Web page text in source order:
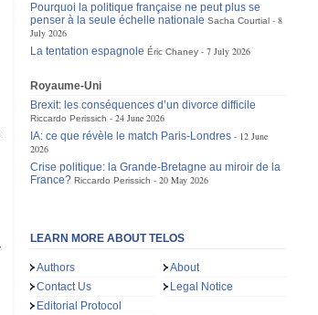
Pourquoi la politique française ne peut plus se
penser à la seule échelle nationale Sacha Courtial
8
July 2026
La tentation espagnole Éric Chaney 7 July 2026
Royaume-Uni
Brexit: les conséquences d’un divorce difficile
Riccardo Perissich
24 June 2026
IA: ce que révèle le match Paris-Londres
12 June
2026
Crise politique: la Grande-Bretagne au miroir de la
France? Riccardo Perissich 20 May 2026
LEARN MORE ABOUT TELOS
Authors
About
Contact Us
Legal Notice
Editorial Protocol